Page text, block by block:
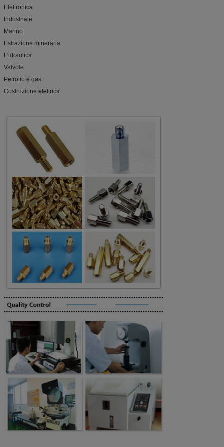
Elettronica
Industriale
Marino
Estrazione mineraria
L'idraulica
Valvole
Petrolio e gas
Costruzione elettrica